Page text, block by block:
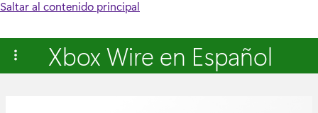
Saltar al contenido principal
Xbox Wire en Español